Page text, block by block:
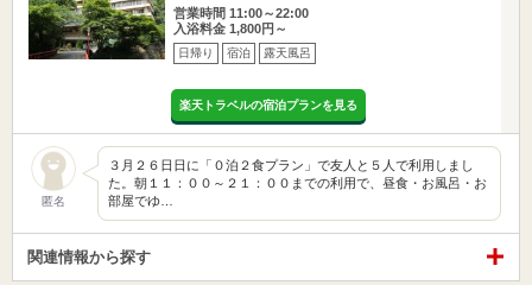
営業時間 11:00～22:00
入浴料金 1,800円～
日帰り 宿泊 露天風呂
楽天トラベルの宿泊プランを見る
匿名
３月２６日日に「０泊２食プラン」で友人と５人で利用しまし
た。朝１１：００～２１：００までの利用で、昼食・お風呂・お
部屋でゆ…
関連情報から探す